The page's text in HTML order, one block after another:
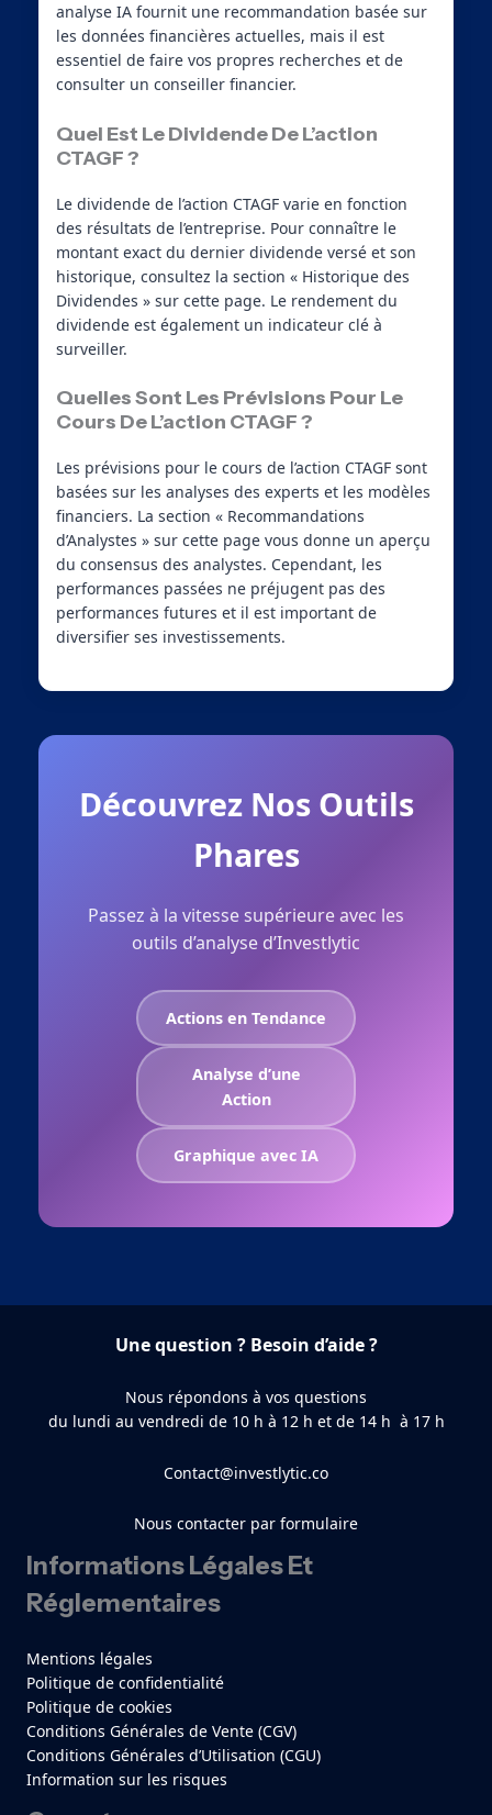
analyse IA fournit une recommandation basée sur
les données financières actuelles, mais il est
essentiel de faire vos propres recherches et de
consulter un conseiller financier.
Quel Est Le Dividende De L’action
CTAGF ?
Le dividende de l’action CTAGF varie en fonction
des résultats de l’entreprise. Pour connaître le
montant exact du dernier dividende versé et son
historique, consultez la section « Historique des
Dividendes » sur cette page. Le rendement du
dividende est également un indicateur clé à
surveiller.
Quelles Sont Les Prévisions Pour Le
Cours De L’action CTAGF ?
Les prévisions pour le cours de l’action CTAGF sont
basées sur les analyses des experts et les modèles
financiers. La section « Recommandations
d’Analystes » sur cette page vous donne un aperçu
du consensus des analystes. Cependant, les
performances passées ne préjugent pas des
performances futures et il est important de
diversifier ses investissements.
Découvrez Nos Outils
Phares
Passez à la vitesse supérieure avec les
outils d’analyse d’Investlytic
Actions en Tendance
Analyse d’une
Action
Graphique avec IA
Une question ? Besoin d’aide ?
Nous répondons à vos questions
du lundi au vendredi de 10 h à 12 h et de 14 h à 17 h
Contact@investlytic.co
Nous contacter par formulaire
Informations Légales Et
Réglementaires
Mentions légales
Politique de confidentialité
Politique de cookies
Conditions Générales de Vente (CGV)
Conditions Générales d’Utilisation (CGU)
Information sur les risques